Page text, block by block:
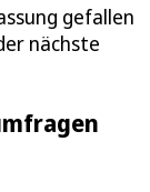
gefallen
nächste